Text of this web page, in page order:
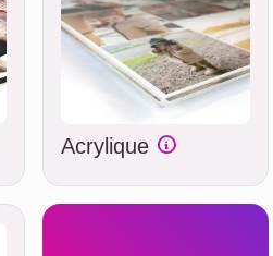
Acrylique